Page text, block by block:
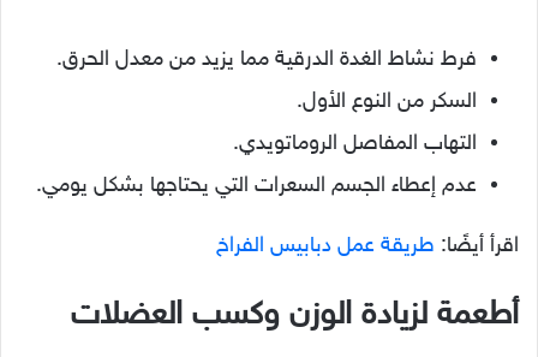
فرط نشاط الغدة الدرقية مما يزيد من معدل الحرق.
السكر من النوع الأول.
التهاب المفاصل الروماتويدي.
عدم إعطاء الجسم السعرات التي يحتاجها بشكل يومي.
اقرأ أيضًا: طريقة عمل دبابيس الفراخ
أطعمة لزيادة الوزن وكسب العضلات